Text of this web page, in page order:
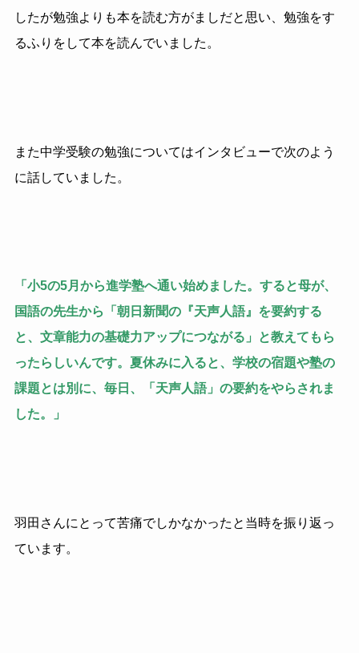
したが勉強よりも本を読む方がましだと思い、勉強をす
るふりをして本を読んでいました。
また中学受験の勉強についてはインタビューで次のよう
に話していました。
「小5の5月から進学塾へ通い始めました。すると母が、
国語の先生から「朝日新聞の『天声人語』を要約する
と、文章能力の基礎力アップにつながる」と教えてもら
ったらしいんです。夏休みに入ると、学校の宿題や塾の
課題とは別に、毎日、「天声人語」の要約をやらされま
した。」
羽田さんにとって苦痛でしかなかったと当時を振り返っ
ています。